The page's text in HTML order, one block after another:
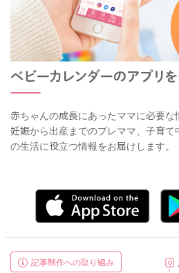
赤ちゃんの成長にあったママに必要な
妊娠から出産までのプレママ、子育
の生活に役立つ情報をお届けします。
記事制作への取り組み